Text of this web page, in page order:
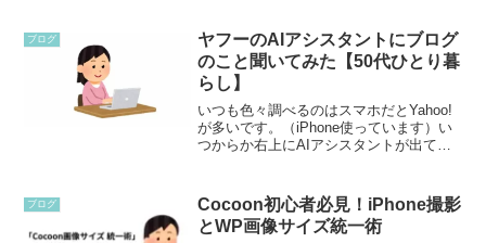
ブログ
ヤフーのAIアシスタントにブログ
のこと聞いてみた【50代ひとり暮
らし】
いつも色々調べるのはスマホだとYahoo!
が多いです。（iPhone使っています）い
つからか右上にAIアシスタントが出てく
について聞いてみよう！と思い聞いてみ
ました。私...
ブログ
Cocoon初心者必見！iPhone撮影
とWP画像サイズ統一術